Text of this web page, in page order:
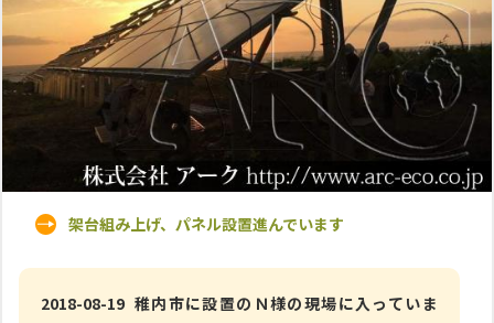
架台組み上げ、パネル設置進んでいます
2018-08-19 稚内市に設置のＮ様の現場に入っていま